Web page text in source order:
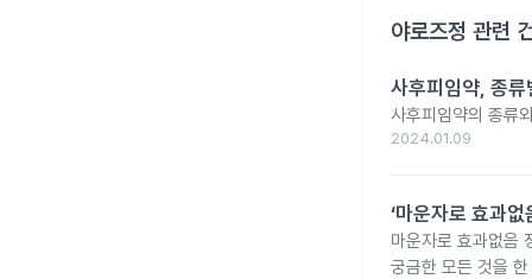
야로즈정 관련
사후피임약, 종
사후피임약의 종류
2024.01.09
‘마운자로 효과
마운자로 효과없음
궁금한 모든 것을